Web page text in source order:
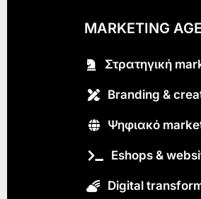
MARKETING
Στρατηγική
Branding &
Ψηφιακό
Eshops &
Digital